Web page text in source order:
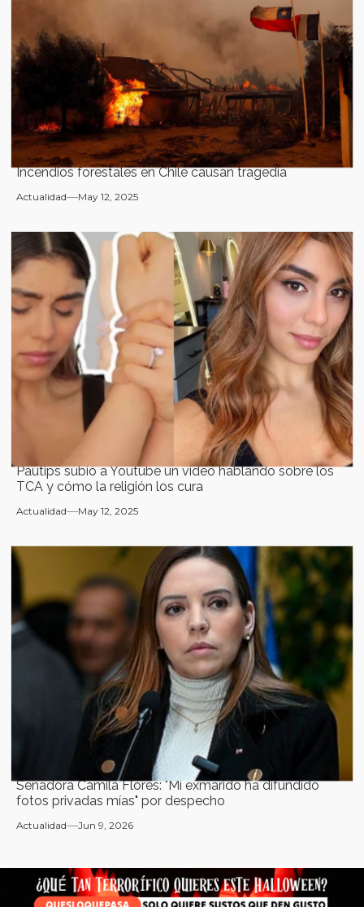
Incendios forestales en Chile causan tragedia
Actualidad May 12, 2025
Pautips subió a Youtube un video hablando sobre los
TCA y cómo la religión los cura
Actualidad May 12, 2025
Senadora Camila Flores: "Mi exmarido ha difundido
fotos privadas mías" por despecho
Actualidad Jun 9, 2026